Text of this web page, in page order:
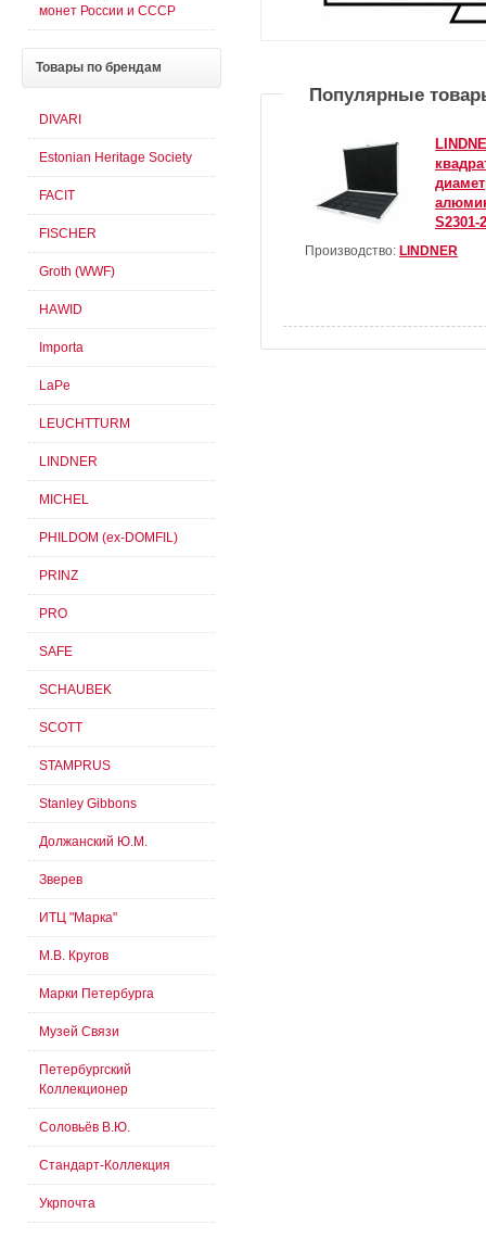
Популярные
S2301-
Производство: LINDNER
монет России и СССР
Товары по брендам
DIVARI
Estonian Heritage Society
FACIT
FISCHER
Groth (WWF)
HAWID
Importa
LaPe
LEUCHTTURM
LINDNER
MICHEL
PHILDOM (ex-DOMFIL)
PRINZ
PRO
SAFE
SCHAUBEK
SCOTT
STAMPRUS
Stanley Gibbons
Должанский Ю.М.
Зверев
ИТЦ "Марка"
М.В. Кругов
Марки Петербурга
Музей Связи
Петербургский
Коллекционер
Соловьёв В.Ю.
Стандарт-Коллекция
Укрпочта